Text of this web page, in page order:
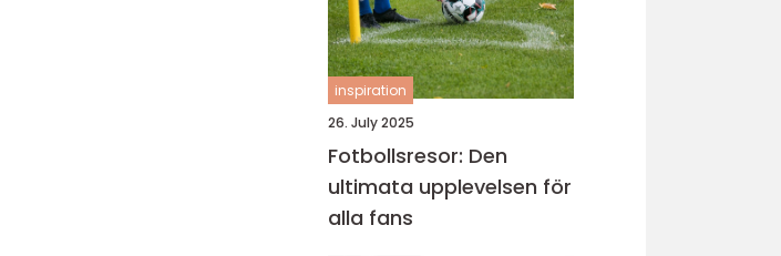
inspiration
26. July 2025
Fotbollsresor: Den
ultimata upplevelsen för
alla fans